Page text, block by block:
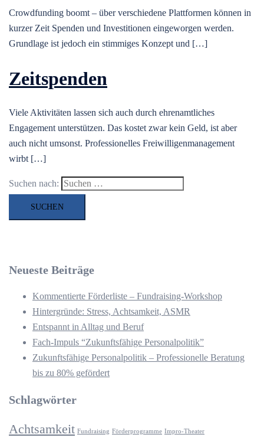
Crowdfunding boomt – über verschiedene Plattformen können in
kurzer Zeit Spenden und Investitionen eingeworgen werden.
Grundlage ist jedoch ein stimmiges Konzept und […]
Zeitspenden
Viele Aktivitäten lassen sich auch durch ehrenamtliches
Engagement unterstützen. Das kostet zwar kein Geld, ist aber
auch nicht umsonst. Professionelles Freiwilligenmanagement
wirbt […]
Suchen nach:
Neueste Beiträge
Kommentierte Förderliste – Fundraising-Workshop
Hintergründe: Stress, Achtsamkeit, ASMR
Entspannt in Alltag und Beruf
Fach-Impuls “Zukunftsfähige Personalpolitik”
Zukunftsfähige Personalpolitik – Professionelle Beratung
bis zu 80% gefördert
Schlagwörter
Achtsamkeit Fundraising Förderprogramme Impro-Theater